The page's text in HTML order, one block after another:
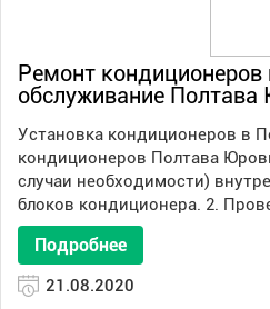
Ремонт кондиционеров
обслуживание Полтава
Установка кондиционеров в
кондиционеров Полтава
случаи необходимости)
блоков кондиционера. 2.
Подробнее
21.08.2020